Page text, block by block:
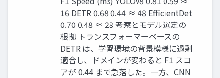
16 DETR 0.68 0.44 ≈ 48 EfficientDet
0.70 0.48 ≈ 28 考察とモデル選定の
根拠 トランスフォーマーベースの
DETR は、学習環境の背景模様に過剰
適合し、ドメインが変わると F1 スコ
アが 0.44 まで急落した。一方、CNN